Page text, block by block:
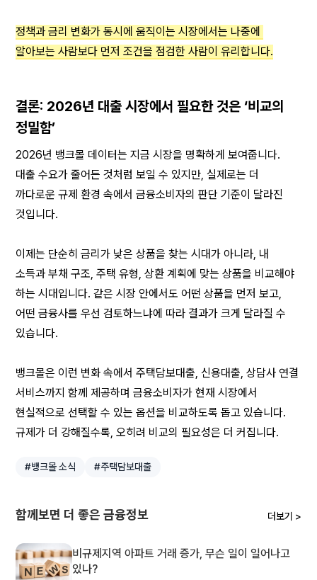
정책과 금리 변화가 동시에 움직이는 시장에서는 나중에
알아보는 사람보다 먼저 조건을 점검한 사람이 유리합니다.
결론: 2026년 대출 시장에서 필요한 것은 ‘비교의
정밀함’
2026년 뱅크몰 데이터는 지금 시장을 명확하게 보여줍니다.
대출 수요가 줄어든 것처럼 보일 수 있지만, 실제로는 더
까다로운 규제 환경 속에서 금융소비자의 판단 기준이 달라진
것입니다.
이제는 단순히 금리가 낮은 상품을 찾는 시대가 아니라, 내
소득과 부채 구조, 주택 유형, 상환 계획에 맞는 상품을 비교해야
하는 시대입니다. 같은 시장 안에서도 어떤 상품을 먼저 보고,
어떤 금융사를 우선 검토하느냐에 따라 결과가 크게 달라질 수
있습니다.
뱅크몰은 이런 변화 속에서 주택담보대출, 신용대출, 상담사 연결
서비스까지 함께 제공하며 금융소비자가 현재 시장에서
현실적으로 선택할 수 있는 옵션을 비교하도록 돕고 있습니다.
규제가 더 강해질수록, 오히려 비교의 필요성은 더 커집니다.
#뱅크몰 소식 #주택담보대출
함께보면 더 좋은 금융정보 더보기 >
비규제지역 아파트 거래 증가, 무슨 일이 일어나고
있나?